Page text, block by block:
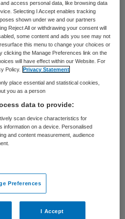
Noord-Brabant schrapt
tientallen van de 450
veranderingen in de
Volgens een
organisatie wordt er
op een
42 miljoen.
worden niet verlengd
niet worden vervuld,
tegen dagblad de
aantal ontslagen
access personal data, like browsing data
Selecting I Accept enables tracking
shown under we and our partners
Reject All or withdrawing your consent will
some content and ads you see may not
this menu to change your choices or
clicking the Manage Preferences link on the
will have effect within our Website. For
Policy.
Privacy Statement
place essential and statistical cookies,
you as a person
data to provide:
scan device characteristics for
information on a device. Personalised
and content measurement, audience
Preferences
I Accept